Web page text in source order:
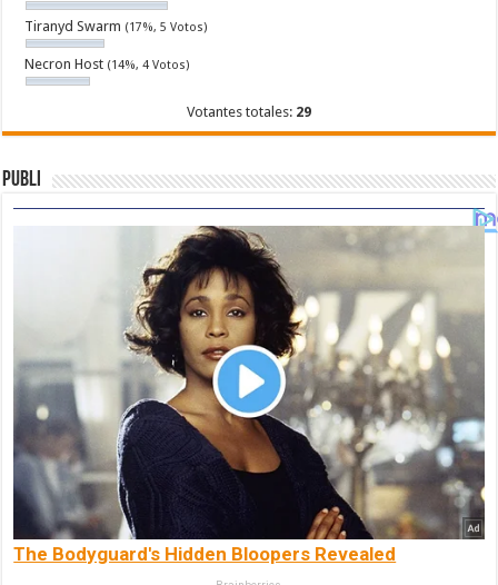
Tiranyd Swarm (17%, 5 Votos)
Necron Host (14%, 4 Votos)
Votantes totales: 29
Publi
The Bodyguard's Hidden Bloopers Revealed